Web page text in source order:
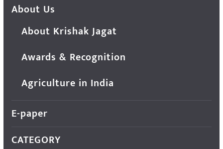
About Us
About Krishak Jagat
Awards & Recognition
Agriculture in India
E-paper
CATEGORY